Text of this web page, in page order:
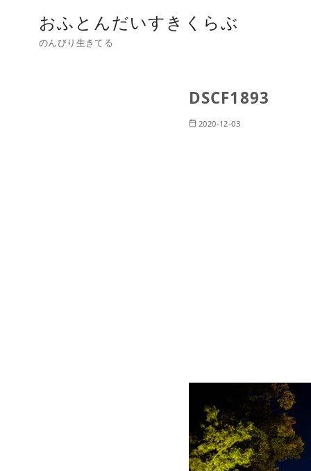
おふとんだいすきくらぶ
のんびり生きてる
DSCF1893
2020-12-03